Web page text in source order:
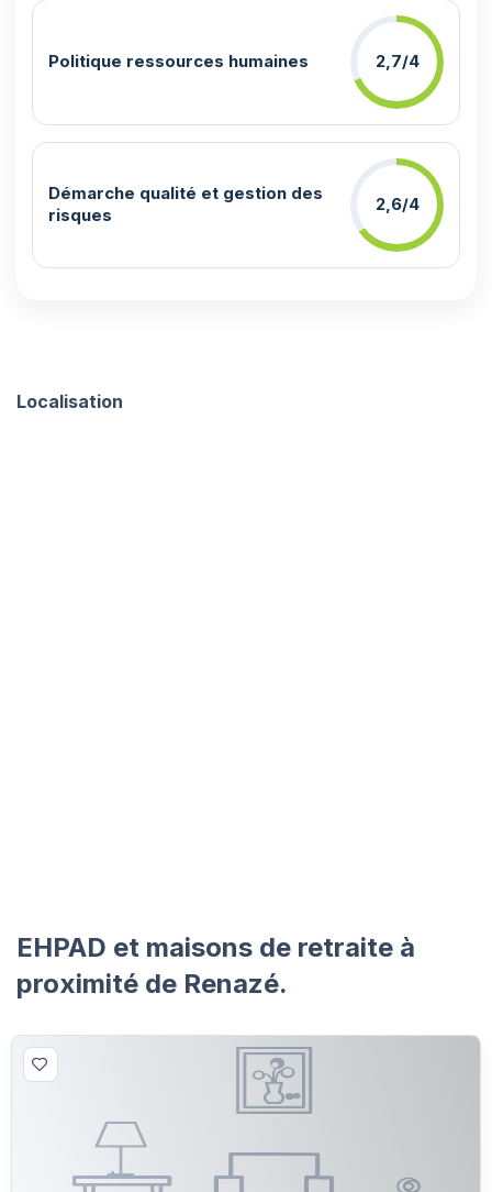
Politique ressources humaines 2,7/4
Démarche qualité et gestion des
risques
2,6/4
Localisation
EHPAD et maisons de retraite à
proximité de Renazé.